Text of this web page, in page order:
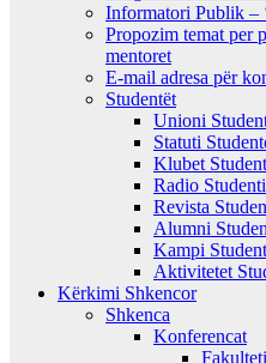
Informatori Publik –
Propozim temat per
mentoret
E-mail adresa për
Studentët
Unioni
Statuti
Klubet
Radio Studenti
Revista
Alumni
Kampi
Aktivitetet
Kërkimi Shkencor
Shkenca
Konferencat